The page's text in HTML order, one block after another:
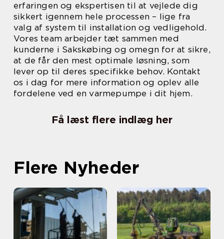
erfaringen og ekspertisen til at vejlede dig
sikkert igennem hele processen – lige fra
valg af system til installation og vedligehold.
Vores team arbejder tæt sammen med
kunderne i Sakskøbing og omegn for at sikre,
at de får den mest optimale løsning, som
lever op til deres specifikke behov. Kontakt
os i dag for mere information og oplev alle
fordelene ved en varmepumpe i dit hjem.
Få læst flere indlæg her
Flere Nyheder